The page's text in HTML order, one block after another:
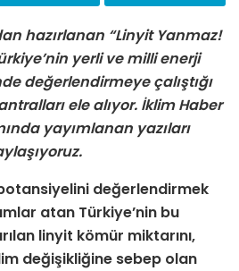
hazırlanan “Linyit Yanmaz!
yerli ve milli enerji
değerlendirmeye çalıştığı
ele alıyor. İklim Haber
yayımlanan yazıları
değerlendirmek
atan Türkiye’nin bu
linyit kömür miktarını,
değişikliğine sebep olan